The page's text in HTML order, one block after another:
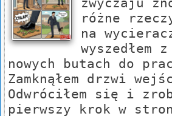
różne
na
wyszedłem
nowych butach do
Zamknąłem drzwi
Odwróciłem się i
pierwszy krok w